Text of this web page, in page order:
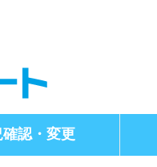
確認・変更